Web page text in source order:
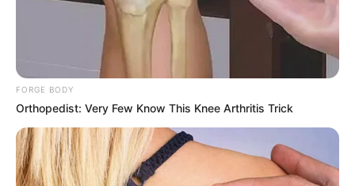
FORGE BODY
Orthopedist: Very Few Know This Knee Arthritis Trick